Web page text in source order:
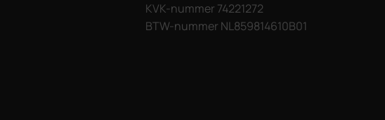
KVK-nummer 74221272
BTW-nummer NL859814610B01